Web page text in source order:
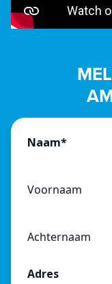
Naam*
Voornaam
Achternaam
Adres